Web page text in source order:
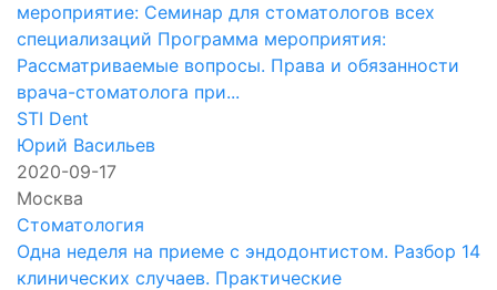
мероприятие: Семинар для стоматологов всех
специализаций Программа мероприятия:
Рассматриваемые вопросы. Права и обязанности
врача-стоматолога при...
STI Dent
Юрий Васильев
2020-09-17
Москва
Стоматология
Одна неделя на приеме с эндодонтистом. Разбор 14
клинических случаев. Практические